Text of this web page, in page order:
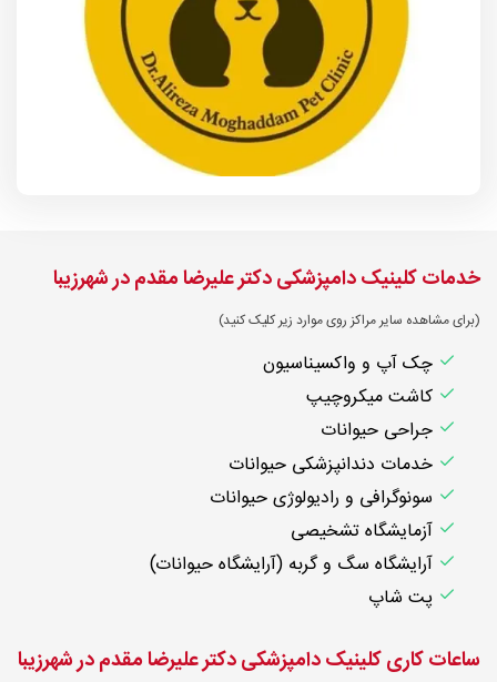
خدمات کلینیک دامپزشکی دکتر علیرضا مقدم در شهرزیبا
(برای مشاهده سایر مراکز روی موارد زیر کلیک کنید)
چک آپ و واکسیناسیون
کاشت میکروچیپ
جراحی حیوانات
خدمات دندانپزشکی حیوانات
سونوگرافی و رادیولوژی حیوانات
آزمایشگاه تشخیصی
آرایشگاه سگ و گربه (آرایشگاه حیوانات)
پت شاپ
ساعات کاری کلینیک دامپزشکی دکتر علیرضا مقدم در شهرزیبا